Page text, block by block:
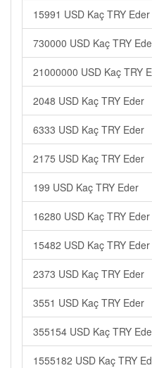
15991 USD Kaç TRY Eder
730000 USD Kaç TRY
21000000 USD Kaç TRY
2048 USD Kaç TRY Eder
6333 USD Kaç TRY Eder
2175 USD Kaç TRY Eder
199 USD Kaç TRY Eder
16280 USD Kaç TRY Eder
15482 USD Kaç TRY Eder
2373 USD Kaç TRY Eder
3551 USD Kaç TRY Eder
355154 USD Kaç TRY
1555182 USD Kaç TRY